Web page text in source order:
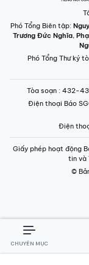
Phó Tổng Biên tập:
Trương Đức Nghĩa,
Phó Tổng Thư ký
Tòa soạn : 432-
Điện thoại Báo
Điện
Giấy phép hoạt động
tin và
©
CHUYÊN MỤC